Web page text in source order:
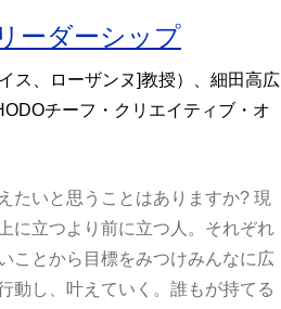
ーダーシップ
ス、ローザンヌ]教授）、細田高広
チーフ・クリエイティブ・オ
たいと思うことはありますか? 現
に立つより前に立つ人。それぞれ
ことから目標をみつけみんなに広
動し、叶えていく。誰もが持てる